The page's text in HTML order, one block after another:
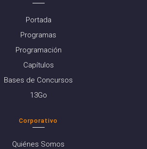
Portada
Programas
Programación
Capítulos
Bases de Concursos
13Go
Corporativo
Quiénes Somos